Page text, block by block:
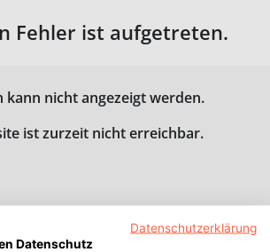
Fehler ist aufgetreten.
kann nicht angezeigt werden.
ist zurzeit nicht erreichbar.
Datenschutzerklärung
Datenschutz